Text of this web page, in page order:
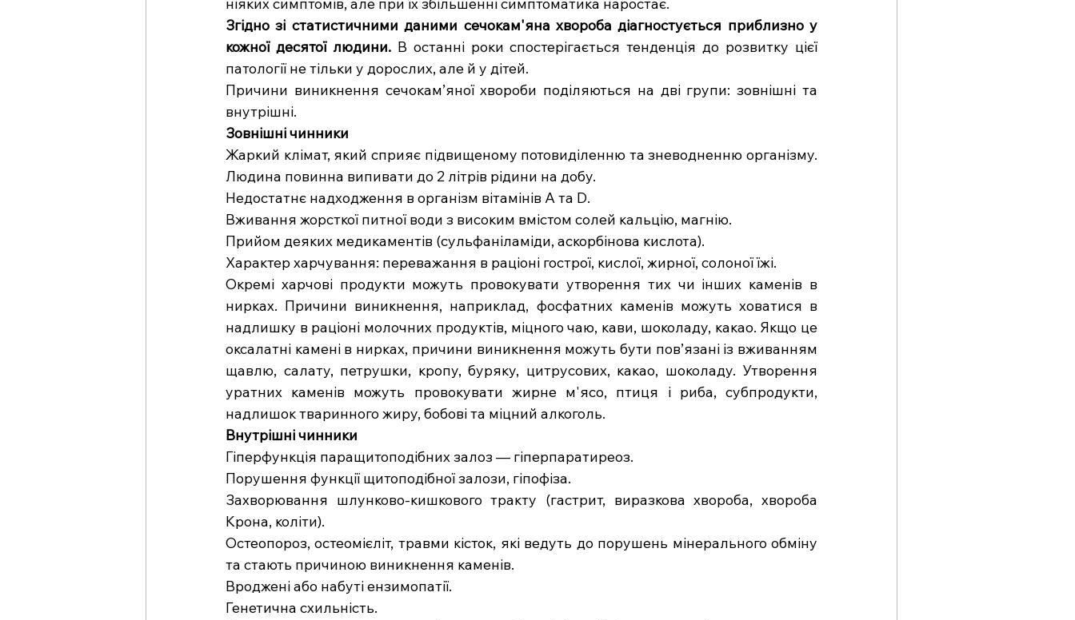
Згідно зі статистичними даними сечокам'яна хвороба діагностується приблизно у
кожної десятої людини. В останні роки спостерігається тенденція до розвитку цієї
патології не тільки у дорослих, але й у дітей.
Причини виникнення сечокам’яної хвороби поділяються на дві групи: зовнішні та
внутрішні.
Зовнішні чинники
Жаркий клімат, який сприяє підвищеному потовиділенню та зневодненню організму.
Людина повинна випивати до 2 літрів рідини на добу.
Недостатнє надходження в організм вітамінів А та D.
Вживання жорсткої питної води з високим вмістом солей кальцію, магнію.
Прийом деяких медикаментів (сульфаніламіди, аскорбінова кислота).
Характер харчування: переважання в раціоні гострої, кислої, жирної, солоної їжі.
Окремі харчові продукти можуть провокувати утворення тих чи інших каменів в
нирках. Причини виникнення, наприклад, фосфатних каменів можуть ховатися в
надлишку в раціоні молочних продуктів, міцного чаю, кави, шоколаду, какао. Якщо це
оксалатні камені в нирках, причини виникнення можуть бути пов’язані із вживанням
щавлю, салату, петрушки, кропу, буряку, цитрусових, какао, шоколаду. Утворення
уратних каменів можуть провокувати жирне м'ясо, птиця і риба, субпродукти,
надлишок тваринного жиру, бобові та міцний алкоголь.
Внутрішні чинники
Гіперфункція паращитоподібних залоз — гіперпаратиреоз.
Порушення функції щитоподібної залози, гіпофіза.
Захворювання шлунково-кишкового тракту (гастрит, виразкова хвороба, хвороба
Крона, коліти).
Остеопороз, остеомієліт, травми кісток, які ведуть до порушень мінерального обміну
та стають причиною виникнення каменів.
Вроджені або набуті ензимопатії.
Генетична схильність.